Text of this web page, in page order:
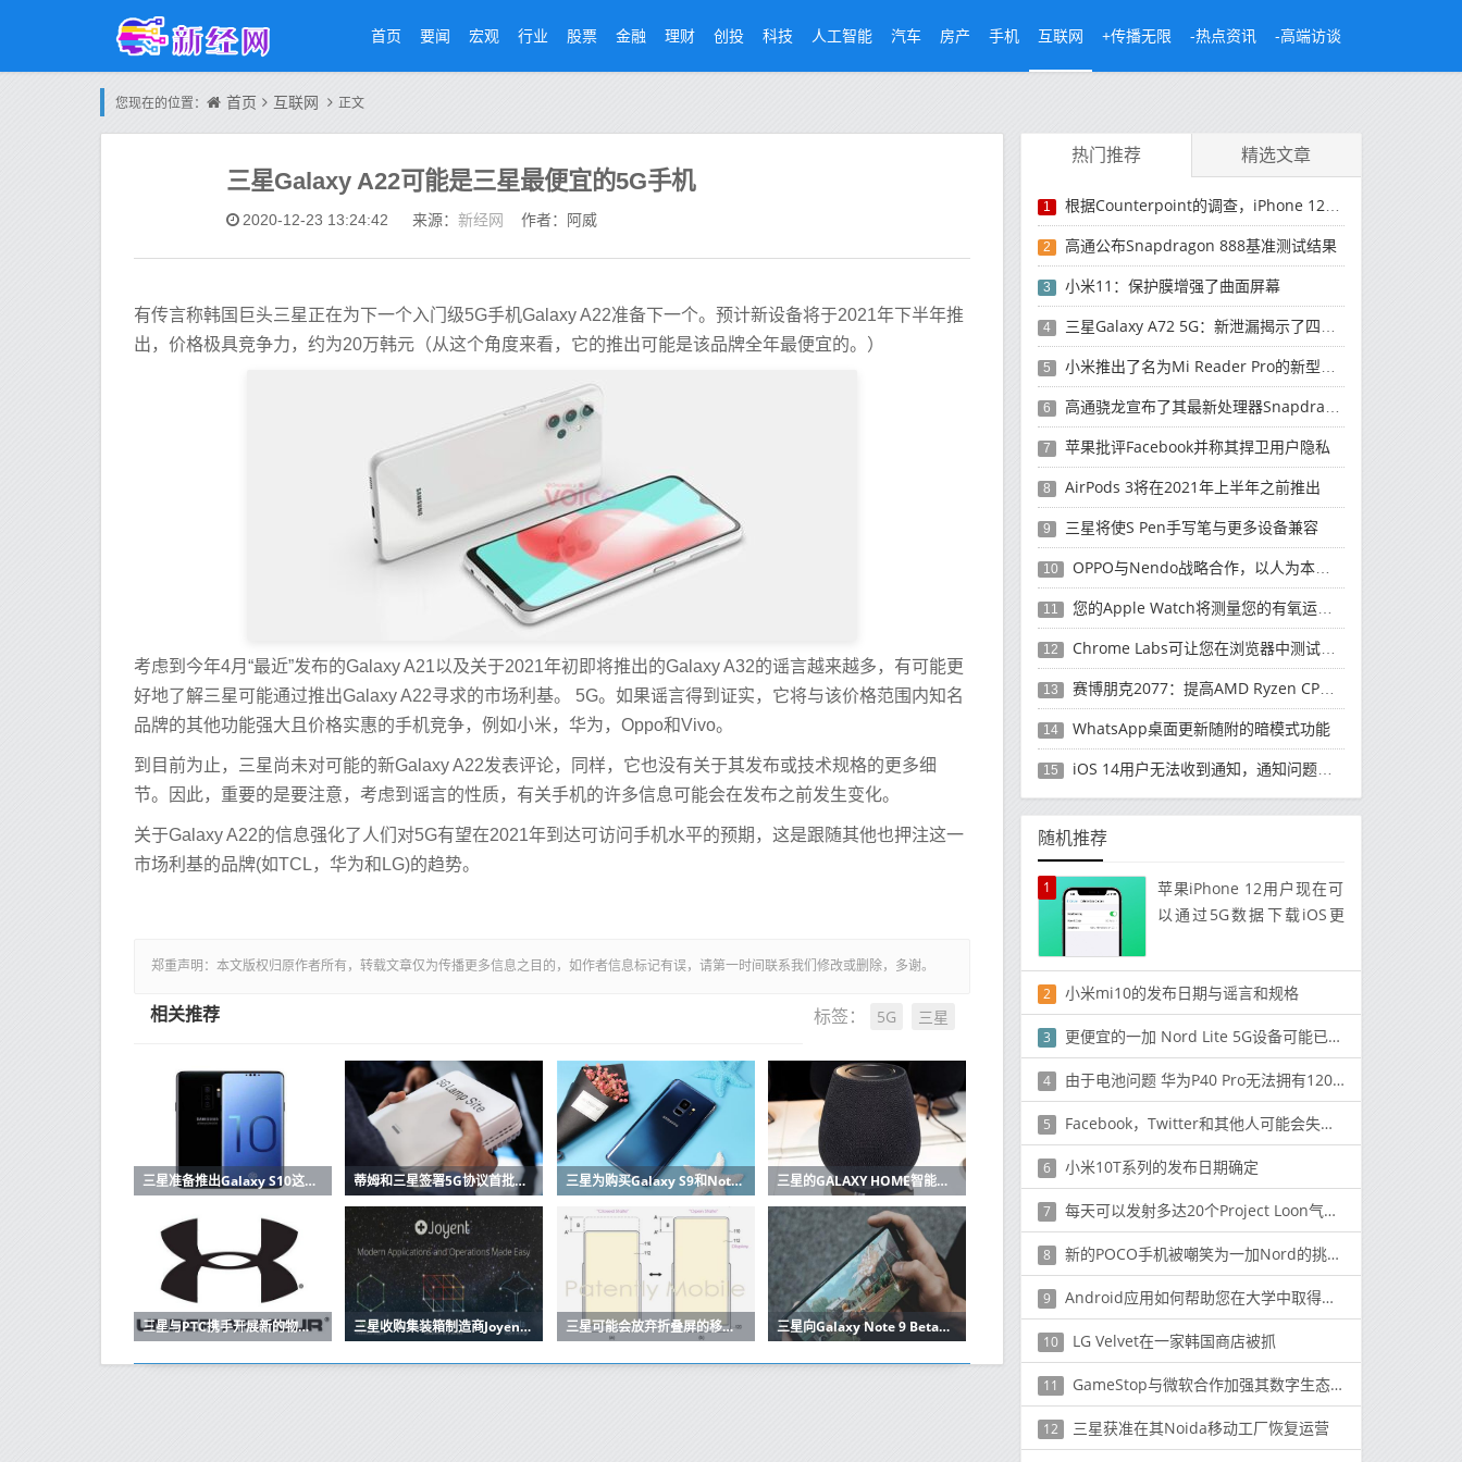
首页 要闻 宏观 行业 股票 金融 理财 创投 科技 人工智能 汽车 房产 手机 互联网 +传播无限 -热点资讯 -高端访谈
您现在的位置： 首页 互联网 正文
三星Galaxy A22可能是三星最便宜的5G手机
2020-12-23 13:24:42 来源： 新经网 作者：阿威
有传言称韩国巨头三星正在为下一个入门级5G手机Galaxy A22准备下一个。预计新设备将于2021年下半年推
出，价格极具竞争力，约为20万韩元（从这个角度来看，它的推出可能是该品牌全年最便宜的。）
考虑到今年4月“最近”发布的Galaxy A21以及关于2021年初即将推出的Galaxy A32的谣言越来越多，有可能更
好地了解三星可能通过推出Galaxy A22寻求的市场利基。 5G。如果谣言得到证实，它将与该价格范围内知名
品牌的其他功能强大且价格实惠的手机竞争，例如小米，华为，Oppo和Vivo。
到目前为止，三星尚未对可能的新Galaxy A22发表评论，同样，它也没有关于其发布或技术规格的更多细
节。因此，重要的是要注意，考虑到谣言的性质，有关手机的许多信息可能会在发布之前发生变化。
关于Galaxy A22的信息强化了人们对5G有望在2021年到达可访问手机水平的预期，这是跟随其他也押注这一
市场利基的品牌(如TCL，华为和LG)的趋势。
郑重声明：本文版权归原作者所有，转载文章仅为传播更多信息之目的，如作者信息标记有误，请第一时间联系我们修改或删除，多谢。
标签： 5G 三星
相关推荐
三星准备推出Galaxy S10这里有功能和价格 蒂姆和三星签署5G协议首批设备已在2019年 三星为购买Galaxy S9和Note 9的用户提供高达200欧元的报销 三星的GALAXY HOME智能音箱在UNPACKED 2019上没有亮相
三星与PTC携手开展新的物联网计划 三星收购集装箱制造商Joyent将建立自己的云 三星可能会放弃折叠屏的移动体验 三星向Galaxy Note 9 Beta测试仪推出稳定的Android 10更新
热门推荐 精选文章
1 根据Counterpoint的调查，iPhone 12是10月最畅销的5G手机
2 高通公布Snapdragon 888基准测试结果
3 小米11：保护膜增强了曲面屏幕
4 三星Galaxy A72 5G：新泄漏揭示了四摄像头
5 小米推出了名为Mi Reader Pro的新型电子书阅读器
6 高通骁龙宣布了其最新处理器Snapdragon 678
7 苹果批评Facebook并称其捍卫用户隐私
8 AirPods 3将在2021年上半年之前推出
9 三星将使S Pen手写笔与更多设备兼容
10 OPPO与Nendo战略合作，以人为本的设计理念
11 您的Apple Watch将测量您的有氧运动能力
12 Chrome Labs可让您在浏览器中测试功能
13 赛博朋克2077：提高AMD Ryzen CPU的性能
14 WhatsApp桌面更新随附的暗模式功能
15 iOS 14用户无法收到通知，通知问题可能是由蓝牙引起的
随机推荐
1
苹果iPhone 12用户现在可
以通过5G数据下载iOS更
2 小米mi10的发布日期与谣言和规格
3 更便宜的一加 Nord Lite 5G设备可能已经在生产中
4 由于电池问题 华为P40 Pro无法拥有120Hz刷新率屏幕
5 Facebook，Twitter和其他人可能会失去诉讼保护
6 小米10T系列的发布日期确定
7 每天可以发射多达20个Project Loon气球以在农村地区提供Internet服务
8 新的POCO手机被嘲笑为一加Nord的挑战者
9 Android应用如何帮助您在大学中取得成功
10 LG Velvet在一家韩国商店被抓
11 GameStop与微软合作加强其数字生态系统
12 三星获准在其Noida移动工厂恢复运营